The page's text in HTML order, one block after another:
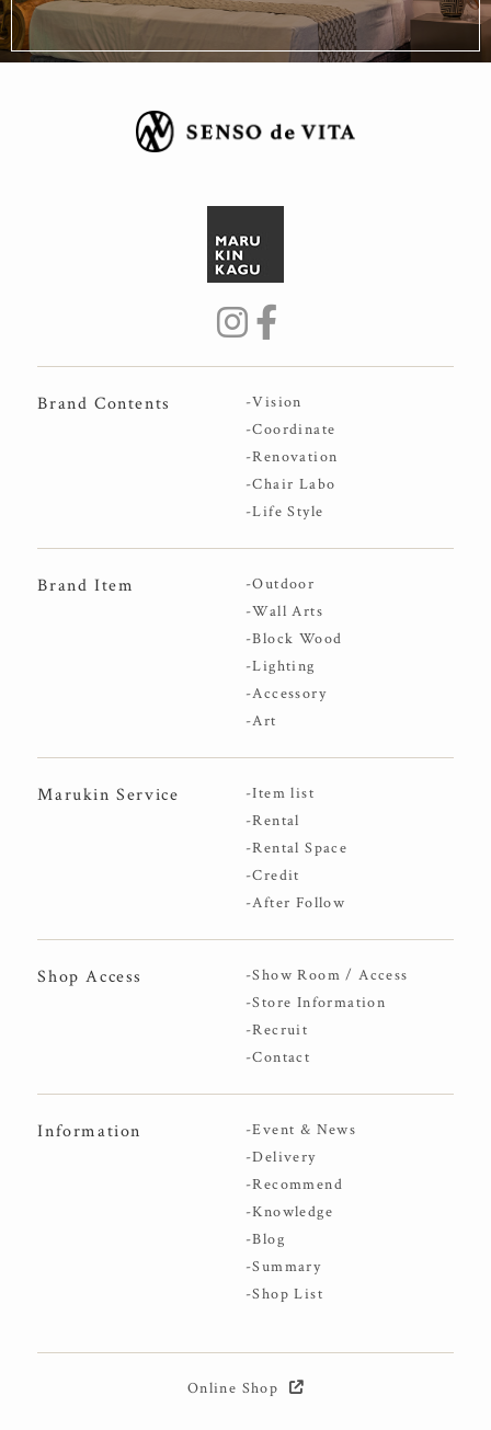
Brand Contents
-Vision
-Coordinate
-Renovation
-Chair Labo
-Life Style
Brand Item
-Outdoor
-Wall Arts
-Block Wood
-Lighting
-Accessory
-Art
Marukin Service
-Item list
-Rental
-Rental Space
-Credit
-After Follow
Shop Access
-Show Room / Access
-Store Information
-Recruit
-Contact
Information
-Event & News
-Delivery
-Recommend
-Knowledge
-Blog
-Summary
-Shop List
Online Shop